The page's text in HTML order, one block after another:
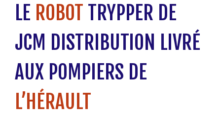
LE ROBOT TRYPPER DE
JCM DISTRIBUTION LIVRÉ
AUX POMPIERS DE
L’HÉRAULT